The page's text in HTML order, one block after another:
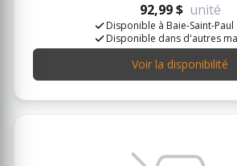
92,99 $ unité
Disponible à Baie-Saint-Paul
Disponible dans d'autres
Voir la disponibilité